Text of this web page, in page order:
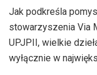
Jak podkreśla
stowarzyszenia Via
UPJPII, wielkie
wyłącznie w